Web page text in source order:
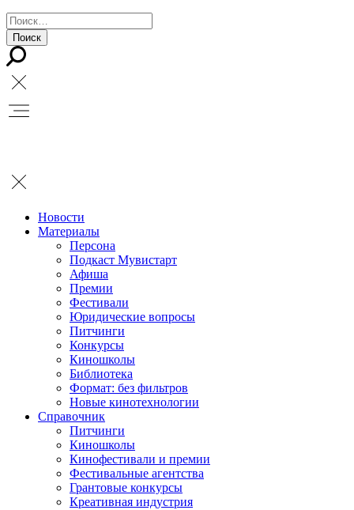
Новости
Материалы
Персона
Подкаст Мувистарт
Афиша
Премии
Фестивали
Юридические вопросы
Питчинги
Конкурсы
Киношколы
Библиотека
Формат: без фильтров
Новые кинотехнологии
Справочник
Питчинги
Киношколы
Кинофестивали и премии
Фестивальные агентства
Грантовые конкурсы
Креативная индустрия